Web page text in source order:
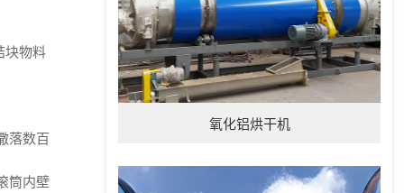
块物料
落数百
筒内壁
氧化铝烘干机